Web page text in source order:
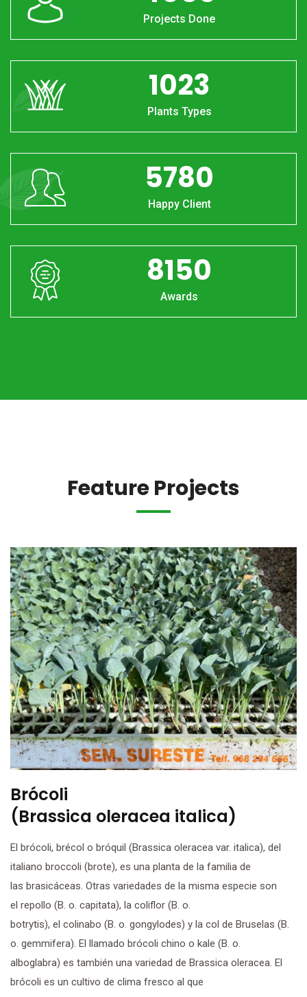
Projects Done
1023
Plants Types
5780
Happy Client
8150
Awards
Feature Projects
Brócoli
(Brassica oleracea italica)
El brócoli, brécol o bróquil (Brassica oleracea var. italica), del
italiano broccoli (brote), es una planta de la familia de
las brasicáceas. Otras variedades de la misma especie son
el repollo (B. o. capitata), la coliflor (B. o.
botrytis), el colinabo (B. o. gongylodes) y la col de Bruselas (B.
o. gemmifera). El llamado brócoli chino o kale (B. o.
alboglabra) es también una variedad de Brassica oleracea. El
brócoli es un cultivo de clima fresco al que